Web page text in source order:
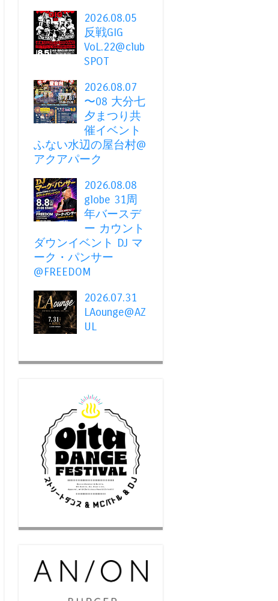
2026.08.05
反戦GIG
VoL.22@club
SPOT
2026.08.07
〜08 大分七
夕まつり共
催イベント
ふない水辺の屋台村@
アクアパーク
2026.08.08
globe 31周
年バースデ
ー カウント
ダウンイベント DJ マ
ーク・パンサー
@FREEDOM
2026.07.31
LAounge@AZ
UL